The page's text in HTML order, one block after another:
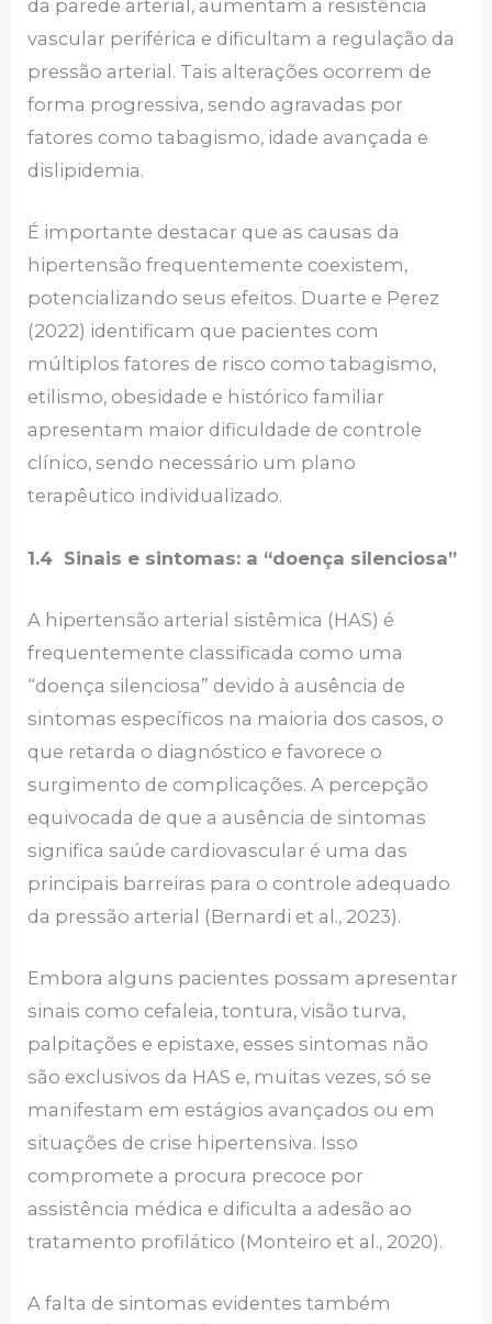
da parede arterial, aumentam a resistência
vascular periférica e dificultam a regulação da
pressão arterial. Tais alterações ocorrem de
forma progressiva, sendo agravadas por
fatores como tabagismo, idade avançada e
dislipidemia.
É importante destacar que as causas da
hipertensão frequentemente coexistem,
potencializando seus efeitos. Duarte e Perez
(2022) identificam que pacientes com
múltiplos fatores de risco como tabagismo,
etilismo, obesidade e histórico familiar
apresentam maior dificuldade de controle
clínico, sendo necessário um plano
terapêutico individualizado.
1.4 Sinais e sintomas: a “doença silenciosa”
A hipertensão arterial sistêmica (HAS) é
frequentemente classificada como uma
“doença silenciosa” devido à ausência de
sintomas específicos na maioria dos casos, o
que retarda o diagnóstico e favorece o
surgimento de complicações. A percepção
equivocada de que a ausência de sintomas
significa saúde cardiovascular é uma das
principais barreiras para o controle adequado
da pressão arterial (Bernardi et al., 2023).
Embora alguns pacientes possam apresentar
sinais como cefaleia, tontura, visão turva,
palpitações e epistaxe, esses sintomas não
são exclusivos da HAS e, muitas vezes, só se
manifestam em estágios avançados ou em
situações de crise hipertensiva. Isso
compromete a procura precoce por
assistência médica e dificulta a adesão ao
tratamento profilático (Monteiro et al., 2020).
A falta de sintomas evidentes também